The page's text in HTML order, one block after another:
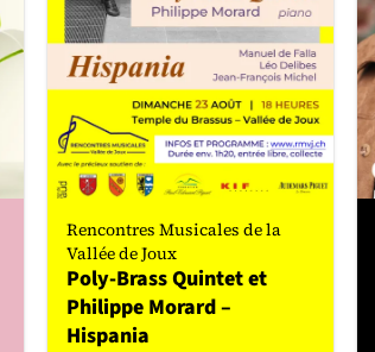
Rencontres Musicales de la
Vallée de Joux
Poly-Brass Quintet et
Philippe Morard –
Hispania